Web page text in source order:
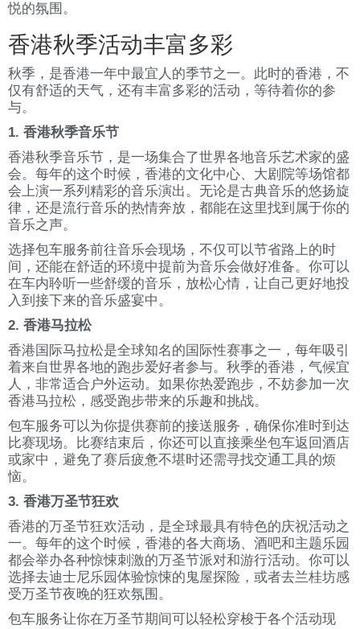
悦的氛围。
香港秋季活动丰富多彩
秋季，是香港一年中最宜人的季节之一。此时的香港，不
仅有舒适的天气，还有丰富多彩的活动，等待着你的参
与。
1. 香港秋季音乐节
香港秋季音乐节，是一场集合了世界各地音乐艺术家的盛
会。每年的这个时候，香港的文化中心、大剧院等场馆都
会上演一系列精彩的音乐演出。无论是古典音乐的悠扬旋
律，还是流行音乐的热情奔放，都能在这里找到属于你的
音乐之声。
选择包车服务前往音乐会现场，不仅可以节省路上的时
间，还能在舒适的环境中提前为音乐会做好准备。你可以
在车内聆听一些舒缓的音乐，放松心情，让自己更好地投
入到接下来的音乐盛宴中。
2. 香港马拉松
香港国际马拉松是全球知名的国际性赛事之一，每年吸引
着来自世界各地的跑步爱好者参与。秋季的香港，气候宜
人，非常适合户外运动。如果你热爱跑步，不妨参加一次
香港马拉松，感受跑步带来的乐趣和挑战。
包车服务可以为你提供赛前的接送服务，确保你准时到达
比赛现场。比赛结束后，你还可以直接乘坐包车返回酒店
或家中，避免了赛后疲惫不堪时还需寻找交通工具的烦
恼。
3. 香港万圣节狂欢
香港的万圣节狂欢活动，是全球最具有特色的庆祝活动之
一。每年的这个时候，香港的各大商场、酒吧和主题乐园
都会举办各种惊悚刺激的万圣节派对和游行活动。你可以
选择去迪士尼乐园体验惊悚的鬼屋探险，或者去兰桂坊感
受万圣节夜晚的狂欢氛围。
包车服务让你在万圣节期间可以轻松穿梭于各个活动现